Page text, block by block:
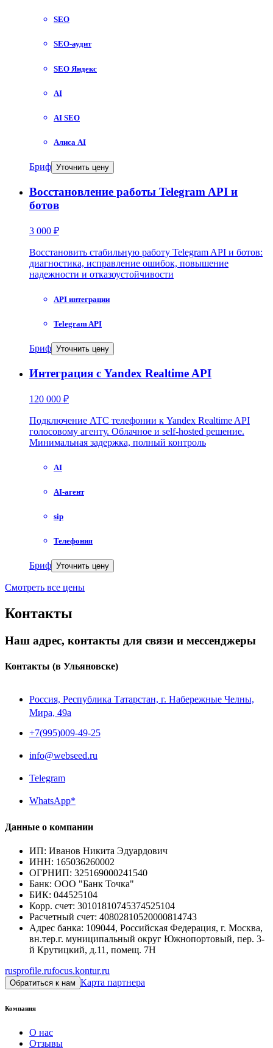
SEO
SEO-аудит
SEO Яндекс
AI
AI SEO
Алиса AI
Бриф Уточнить цену
Восстановление работы Telegram API и
ботов
3 000 ₽
Восстановить стабильную работу Telegram API и ботов:
диагностика, исправление ошибок, повышение
надежности и отказоустойчивости
API интеграции
Telegram API
Бриф Уточнить цену
Интеграция с Yandex Realtime API
120 000 ₽
Подключение АТС телефонии к Yandex Realtime API
голосовому агенту. Облачное и self-hosted решение.
Минимальная задержка, полный контроль
AI
AI-агент
sip
Телефония
Бриф Уточнить цену
Смотреть все цены
Контакты
Наш адрес, контакты для связи и мессенджеры
Контакты (в Ульяновске)
Россия, Республика Татарстан, г. Набережные Челны,
Мира, 49a
+7(995)009-49-25
info@webseed.ru
Telegram
WhatsApp*
Данные о компании
ИП: Иванов Никита Эдуардович
ИНН: 165036260002
ОГРНИП: 325169000241540
Банк: ООО "Банк Точка"
БИК: 044525104
Корр. счет: 30101810745374525104
Расчетный счет: 40802810520000814743
Адрес банка: 109044, Российская Федерация, г. Москва,
вн.тер.г. муниципальный округ Южнопортовый, пер. 3-
й Крутицкий, д.11, помещ. 7Н
rusprofile.rufocus.kontur.ru
Обратиться к нам Карта партнера
Компания
О нас
Отзывы